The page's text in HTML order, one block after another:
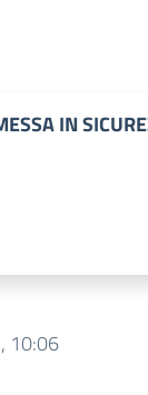
IN
10:06